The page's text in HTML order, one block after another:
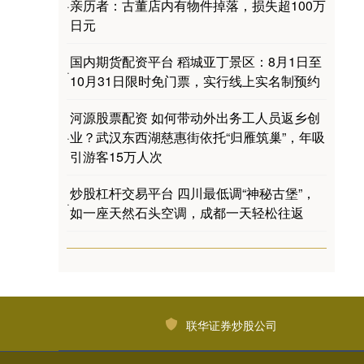
·亲历者：古董店内有物件掉落，损失超100万
日元
·
国内期货配资平台 稻城亚丁景区：8月1日至
10月31日限时免门票，实行线上实名制预约
·
河源股票配资 如何带动外出务工人员返乡创
业？武汉东西湖慈惠街依托“归雁筑巢”，年吸
引游客15万人次
·
炒股杠杆交易平台 四川最低调“神秘古堡”，
如一座天然石头空调，成都一天轻松往返
联华证券炒股公司